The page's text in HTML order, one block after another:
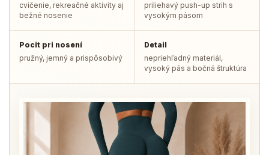
cvičenie, rekreačné aktivity aj
bežné nosenie
priliehavý push-up strih s
vysokým pásom
Pocit pri nosení
pružný, jemný a prispôsobivý
Detail
nepriehľadný materiál,
vysoký pás a bočná štruktúra